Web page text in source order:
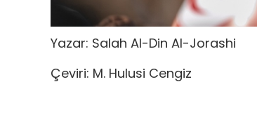
Yazar: Salah Al-Din Al-Jorashi
Çeviri: M. Hulusi Cengiz